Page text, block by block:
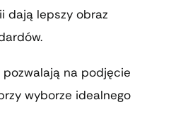
dają lepszy obraz
pozwalają na podjęcie
wyborze idealnego